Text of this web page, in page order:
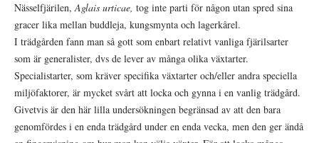
Nässelfjärilen,Aglais urticae, tog inte parti för någon utan spred sina
gracer lika mellan buddleja, kungsmynta och lagerkårel.
I trädgården fann man så gott som enbart relativt vanliga fjärilsarter
som är generalister, dvs de lever av många olika växtarter.
Specialistarter, som kräver specifika växtarter och/eller andra speciella
miljöfaktorer, är mycket svårt att locka och gynna i en vanlig trädgård.
Givetvis är den här lilla undersökningen begränsad av att den bara
genomfördes i en enda trädgård under en enda vecka, men den ger ändå